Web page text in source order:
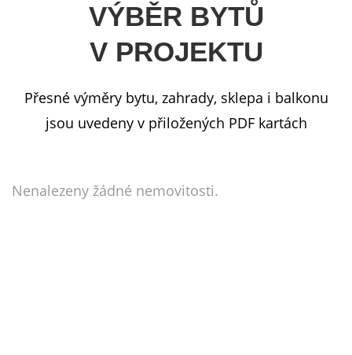
VÝBĚR BYTŮ
V PROJEKTU
Přesné výměry bytu, zahrady, sklepa i balkonu
jsou uvedeny v přiložených PDF kartách
Nenalezeny žádné nemovitosti.